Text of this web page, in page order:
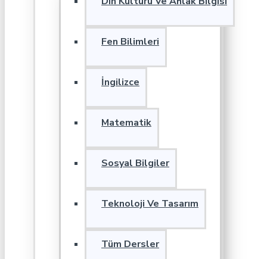
Fen Bilimleri
İngilizce
Matematik
Sosyal Bilgiler
Teknoloji Ve Tasarım
Tüm Dersler